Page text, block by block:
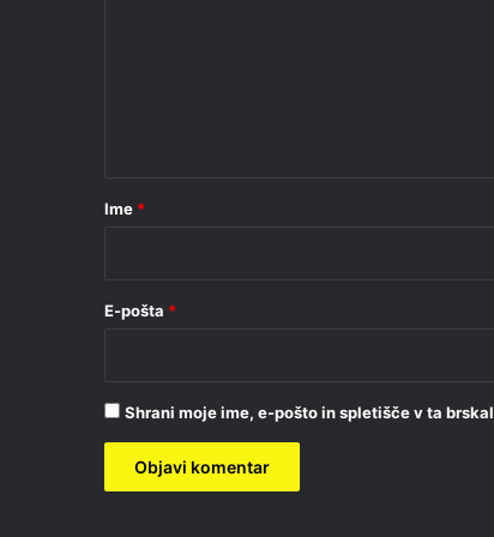
r
Ime *
E-pošta *
Shrani moje ime, e-pošto in spletišče v ta